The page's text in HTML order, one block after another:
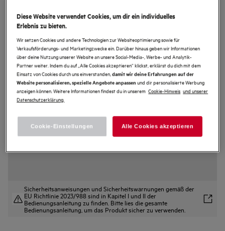
6000 ProSense® / 8 kg
4.7 (28)
Produktdatenblatt
Vorteile
ProSense® passt Zeit, Wasser- und Energieverbrauch an die
Beladungsmenge an.
ProSense® passt Zeit, Wasser- und Energieverbrauch an die
Beladungsmenge an.
Effektiver Knitterschutz für weniger Bügelaufwand dank Leichtbügeln-
Sicherheitsanweisungen und Sicherheitswarnungen gemäß der
EU Richtlinie 2023/988 sind in Kapitel I und II der
Bedienungsanleitung zu finden. Bitte lies die gesamte
Bedienungsanleitung, um das Produkt sicher zu verwenden.
Diese Website verwendet Cookies, um dir ein individuelles
Erlebnis zu bieten.
Wir setzen Cookies und andere Technologien zur Websiteoptimierung sowie für
Verkaufsförderungs- und Marketingzwecke ein. Darüber hinaus geben wir Informationen
über deine Nutzung unserer Website an unsere Social-Media-, Werbe- und Analytik-
Partner weiter. Indem du auf „Alle Cookies akzeptieren“ klickst, erklärst du dich mit dem
Einsatz von Cookies durch uns einverstanden,damit wir deine Erfahrungen auf der
Website personalisieren, spezielle Angebote anpassen und dir personalisierte Werbung
anzeigen können. Weitere Informationen findest du in unserem Cookie-Hinweis und unserer
Datenschutzerklärung.
Cookie-Einstellungen Alle Cookies akzeptieren